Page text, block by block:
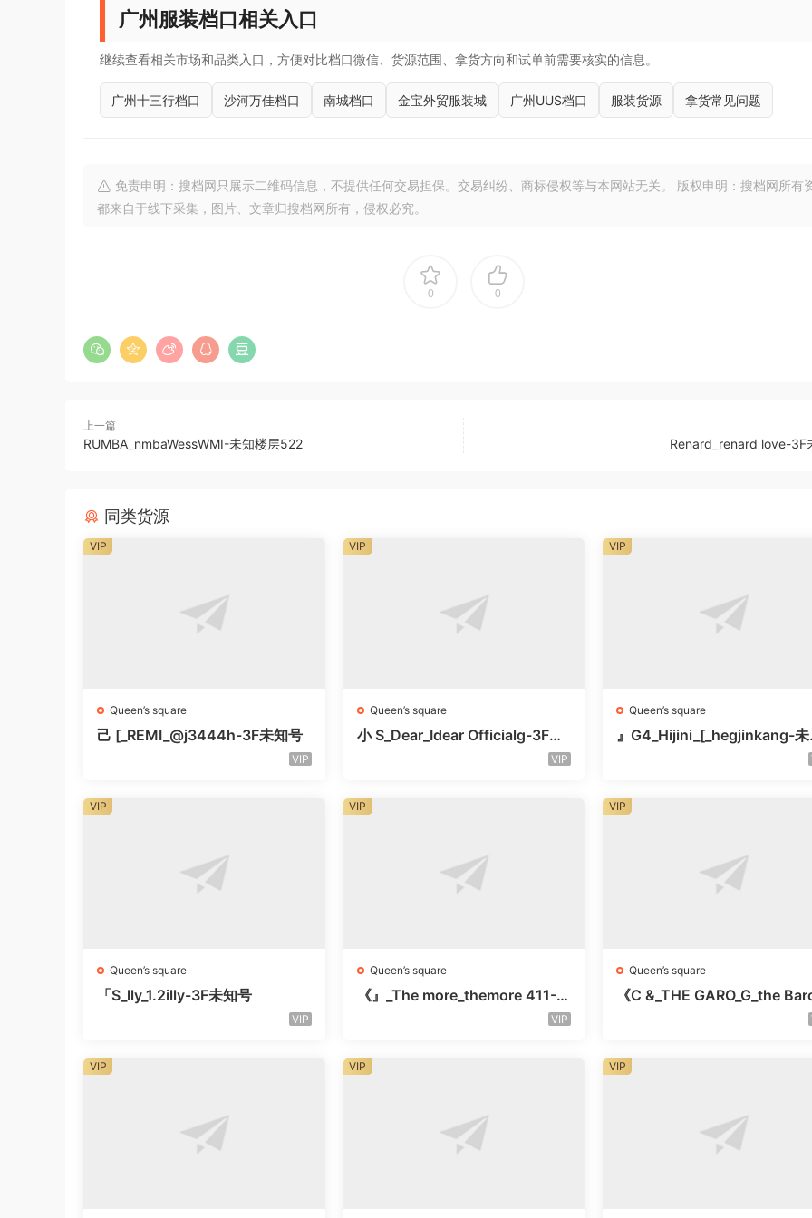
广州服装档口相关入口
继续查看相关市场和品类入口，方便对比档口微信、货源范围、拿货方向和试单前需要核实的信息。
广州十三行档口 沙河万佳档口 南城档口 金宝外贸服装城 广州UUS档口 服装货源 拿货常见问题
免责申明：搜档网只展示二维码信息，不提供任何交易担保。交易纠纷、商标侵权等与本网站无关。 版权申明：搜档网所有
都来自于线下采集，图片、文章归搜档网所有，侵权必究。
0 0
上一篇
RUMBA_nmbaWessWMI-未知楼层522 Renard_renard love-3F
同类货源
Queen’s square
己 [_REMI_@j3444h-3F未知号
VIP
VIP
Queen’s square
小 S_Dear_Idear Officialg-3F未
VIP
VIP
Queen’s square
』G4_Hijini_[_hegjinkang-未
VIP
Queen’s square
「S_lly_1.2illy-3F未知号
VIP
VIP
Queen’s square
《』_The more_themore 411-未
VIP
VIP
Queen’s square
《C &_THE GARO_G_the
VIP
VIP VIP VIP